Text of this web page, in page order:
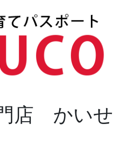
店 かいせ